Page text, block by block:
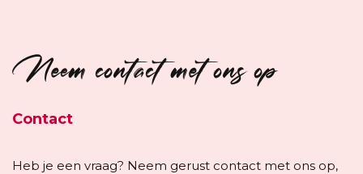
Neem contact met ons op
Contact
Heb je een vraag? Neem gerust contact met ons op,